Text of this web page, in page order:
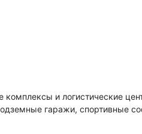
комплексы и логистические
гаражи, спортивные